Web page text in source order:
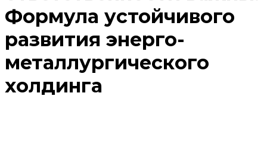
Формула устойчивого
развития энерго-
металлургического
холдинга